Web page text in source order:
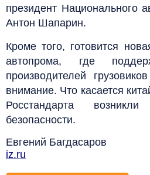
президент Национального
Антон Шапарин.
Кроме того, готовится
автопрома, где
производителей
внимание. Что касается
Росстандарта
безопасности.
Евгений Багдасаров
iz.ru